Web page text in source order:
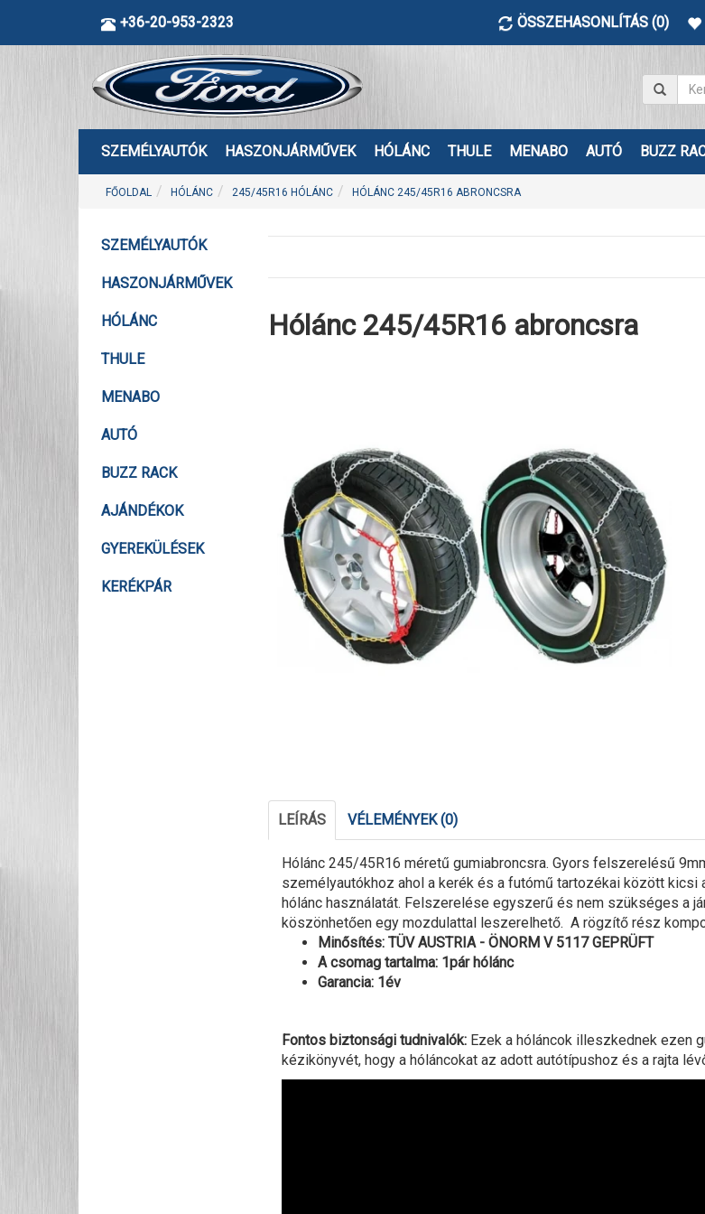
+36-20-953-2323 ÖSSZEHASONLÍTÁS (0)
SZEMÉLYAUTÓK HASZONJÁRMŰVEK HÓLÁNC THULE MENABO AUTÓ BUZZ
FŐOLDAL HÓLÁNC 245/45R16 HÓLÁNC HÓLÁNC 245/45R16 ABRONCSRA
SZEMÉLYAUTÓK
HASZONJÁRMŰVEK
HÓLÁNC
THULE
MENABO
AUTÓ
BUZZ RACK
AJÁNDÉKOK
GYEREKÜLÉSEK
KERÉKPÁR
Hólánc 245/45R16 abroncsra
LEÍRÁS VÉLEMÉNYEK (0)
Hólánc 245/45R16 méretű gumiabroncsra. Gyors felszerelésű
személyautókhoz ahol a kerék és a futómű tartozékai között
hólánc használatát. Felszerelése egyszerű és nem szükséges a
köszönhetően egy mozdulattal leszerelhető. A rögzítő rész
Minősítés: TÜV AUSTRIA - ÖNORM V 5117 GEPRÜFT
A csomag tartalma: 1pár hólánc
Garancia: 1év
Fontos biztonsági tudnivalók: Ezek a hóláncok illeszkednek ezen
kézikönyvét, hogy a hóláncokat az adott autótípushoz és a rajta